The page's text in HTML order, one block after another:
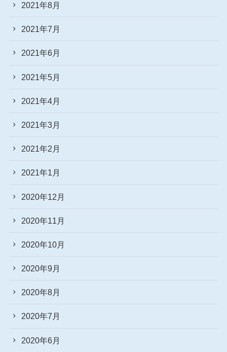
2021年8月
2021年7月
2021年6月
2021年5月
2021年4月
2021年3月
2021年2月
2021年1月
2020年12月
2020年11月
2020年10月
2020年9月
2020年8月
2020年7月
2020年6月